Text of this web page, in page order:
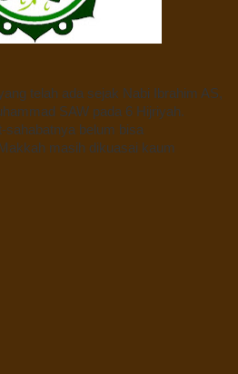
telah ada sejak Nabi Ibrahim AS,
SAW pada 6 Hijriyah.
sahabatnya belum bisa
masih dikuasai kaum